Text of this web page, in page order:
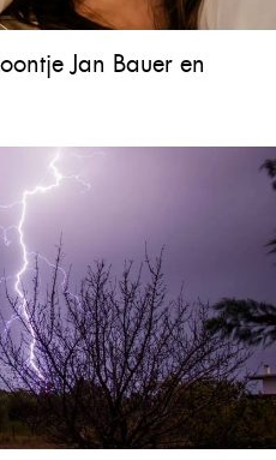
Jan Bauer en